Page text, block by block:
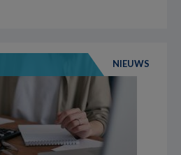
NIEUWS